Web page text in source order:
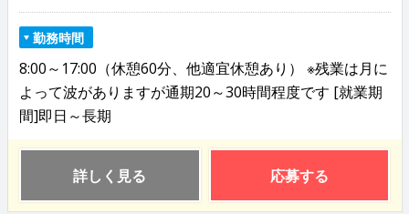
勤務時間
8:00～17:00（休憩60分、他適宜休憩あり） ※残業は月に
よって波がありますが通期20～30時間程度です [就業期
間]即日～長期
詳しく見る 応募する